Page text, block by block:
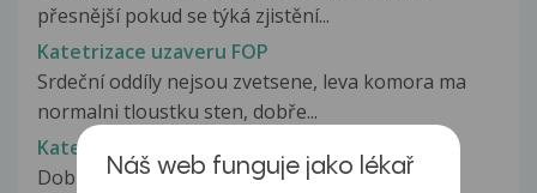
přesnější pokud se týká zjistění...
Katetrizace uzaveru FOP
Srdeční oddíly nejsou zvetsene, leva komora ma
normalni tloustku sten, dobře...
Katetrizační ablace
Dobrý den, za měsíc podstoupím katetrizační
Náš web funguje jako lékař